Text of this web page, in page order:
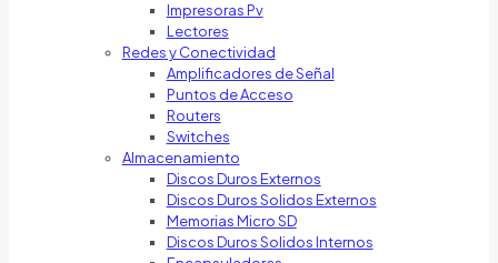
Impresoras Pv
Lectores
Redes y Conectividad
Amplificadores de Señal
Puntos de Acceso
Routers
Switches
Almacenamiento
Discos Duros Externos
Discos Duros Solidos Externos
Memorias Micro SD
Discos Duros Solidos Internos